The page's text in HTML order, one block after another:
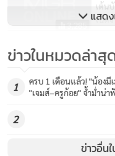
3,285
เต้น
เน็ต
10,338
เทรน
แสด
ข่าวในหมวดล่าสุ
1
ครบ 1 เดือนแล้ว! "น้องมี
"เจมส์–ครูก้อย" จ้ำม่ำน่
2
ข่าวอื่น